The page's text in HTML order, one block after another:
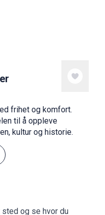
frihet og komfort.
til å oppleve
kultur og historie.
og se hvor du